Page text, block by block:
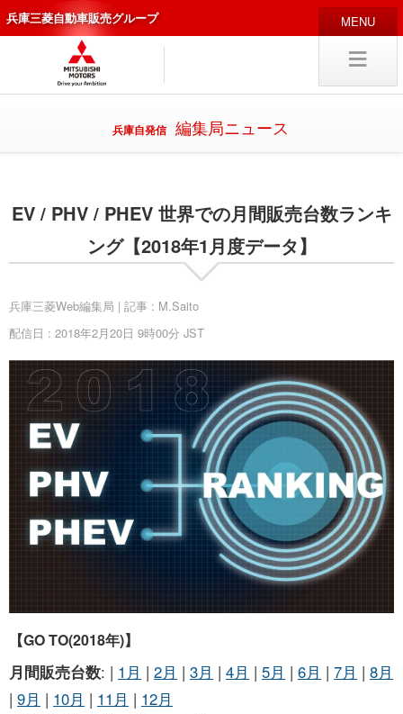
兵庫三菱自動車販売グループ
HOME 販売店
新車 中古・カスタム車
採用 情報 キャリア採用
試乗予約
お問い合わせ
兵庫自発信 編集局ニュース
EV / PHV / PHEV 世界での月間販売台数ランキ
ング【2018年1月度データ】
兵庫三菱Web編集局 | 記事 : M.Saito
配信日 : 2018年2月20日 9時00分 JST
【GO TO(2018年)】
月間販売台数: | 1月 | 2月 | 3月 | 4月 | 5月 | 6月 | 7月 | 8月
| 9月 | 10月 | 11月 | 12月